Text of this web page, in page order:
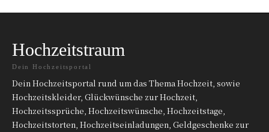
Hochzeitstraum
Dein Hochzeitsportal
Dein Hochzeitsportal rund um das Thema Hochzeit, sowie
Hochzeitskleider, Glückwünsche zur Hochzeit,
Hochzeitssprüche, Hochzeitswünsche, Hochzeitstage,
Hochzeitstorten, Hochzeitseinladungen, Geldgeschenke zur